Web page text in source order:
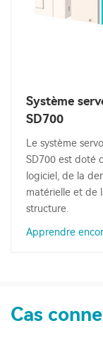
Système
SD700
Le système
SD700 est doté
logiciel, de la
matérielle et de
structure.
Apprendre
Cas